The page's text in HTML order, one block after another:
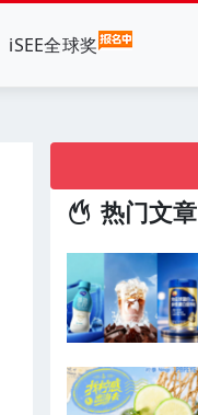
iSEE全球奖
热门文章